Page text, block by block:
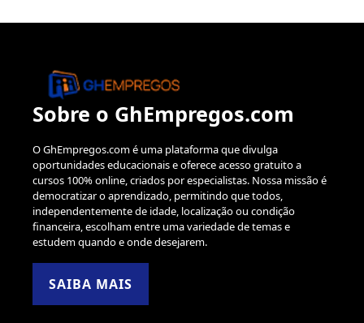
Sobre o GhEmpregos.com
O GhEmpregos.com é uma plataforma que divulga
oportunidades educacionais e oferece acesso gratuito a
cursos 100% online, criados por especialistas. Nossa missão é
democratizar o aprendizado, permitindo que todos,
independentemente de idade, localização ou condição
financeira, escolham entre uma variedade de temas e
estudem quando e onde desejarem.
SAIBA MAIS